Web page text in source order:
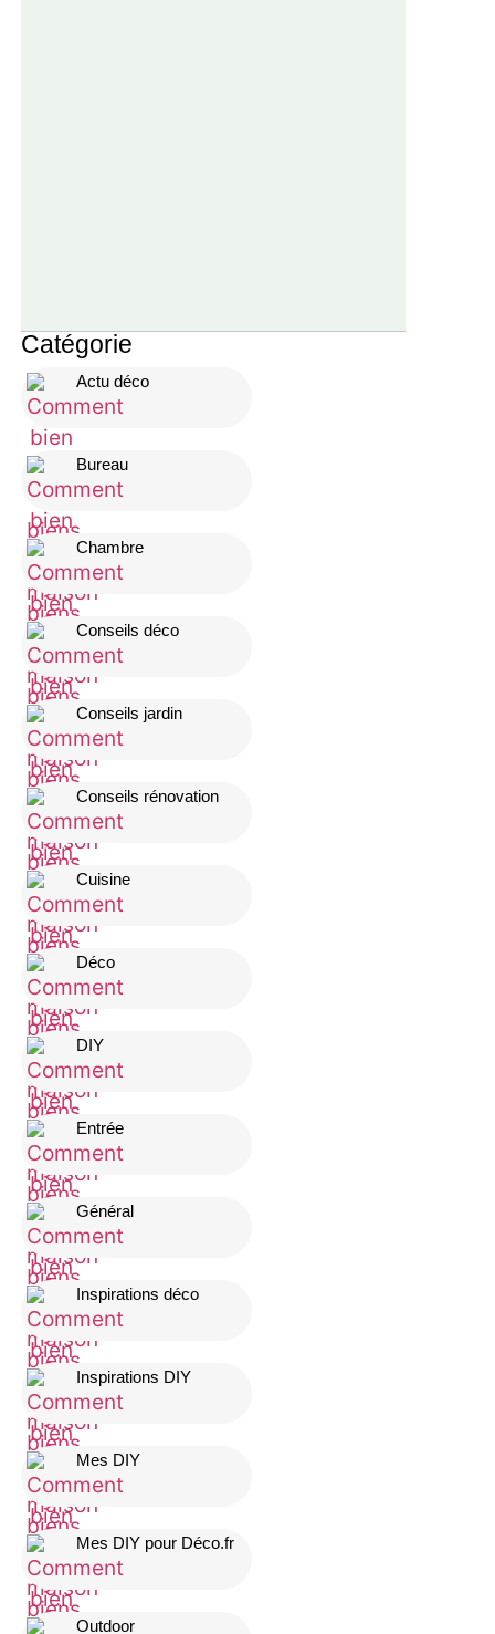
Catégorie
Actu déco
Bureau
Chambre
Conseils déco
Conseils jardin
Conseils rénovation
Cuisine
Déco
DIY
Entrée
Général
Inspirations déco
Inspirations DIY
Mes DIY
Mes DIY pour Déco.fr
Outdoor